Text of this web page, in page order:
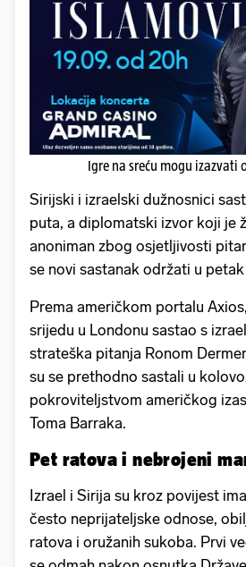
Igre na sreću mogu izazvati
Sirijski i izraelski dužnosnici
puta, a diplomatski izvor koji je
anoniman zbog osjetljivosti
se novi sastanak održati u petak
Prema američkom portalu
srijedu u Londonu sastao s
strateška pitanja Ronom
su se prethodno sastali u
pokroviteljstvom američkog
Toma Barraka.
Pet ratova i nebrojeni
Izrael i Sirija su kroz povijest
često neprijateljske odnose,
ratova i oružanih sukoba. Prvi